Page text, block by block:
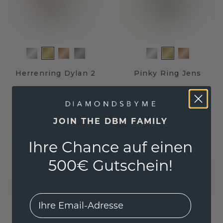
Herrenring Dylan 2
Exkl. MwSt. & Zölle
Pinky Ring Jens
Diamant
Exkl. MwSt. & Zölle
JOIN THE DBM FAMILY
Ihre Chance auf einen
500€ Gutschein!
EMail